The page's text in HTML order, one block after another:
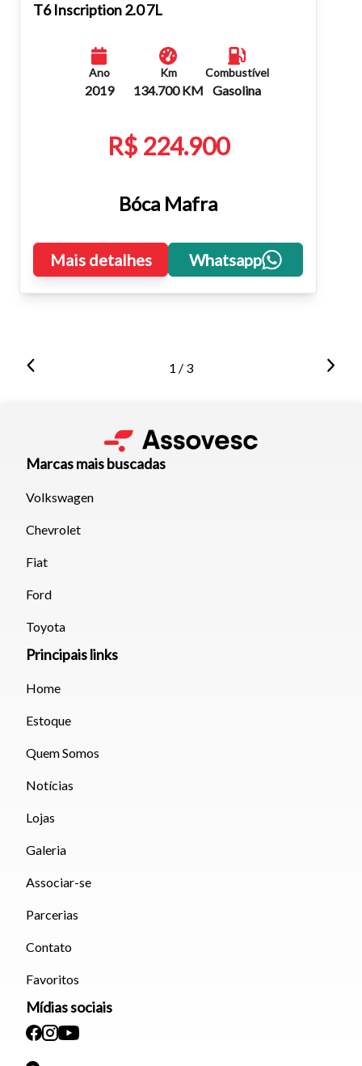
T6 Inscription 2.0 7L
Ano
2019
Km
134.700 KM
Combustível
Gasolina
R$ 224.900
Bóca Mafra
Mais detalhes Whatsapp
1 / 3
Marcas mais buscadas
Volkswagen
Chevrolet
Fiat
Ford
Toyota
Principais links
Home
Estoque
Quem Somos
Notícias
Lojas
Galeria
Associar-se
Parcerias
Contato
Favoritos
Mídias sociais